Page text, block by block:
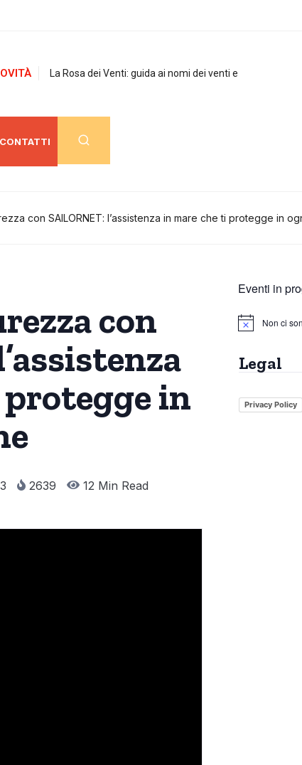
La Rosa dei Venti: guida ai nomi dei venti e
CONTATTI
con SAILORNET: l’assistenza in mare che ti protegge in
con
in
2639 12 Min Read
Eventi in
Non ci
Legal
Privacy Policy